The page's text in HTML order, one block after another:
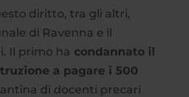
diritto, tra gli altri,
di Ravenna e il
Il primo ha condannato il
a pagare i 500
di docenti precari